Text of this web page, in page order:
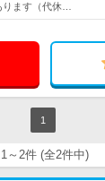
ます（代休…
1
1～2件 (全2件中)